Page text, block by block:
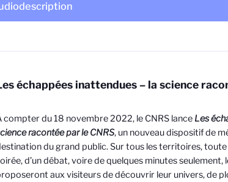
échappées inattendues – la science
compter du 18 novembre 2022, le CNRS lance Les
racontée par le CNRS, un nouveau dispositif de
du grand public. Sur tous les territoires, toute
d’un débat, voire de quelques minutes seulement,
aux visiteurs de découvrir leur univers, de